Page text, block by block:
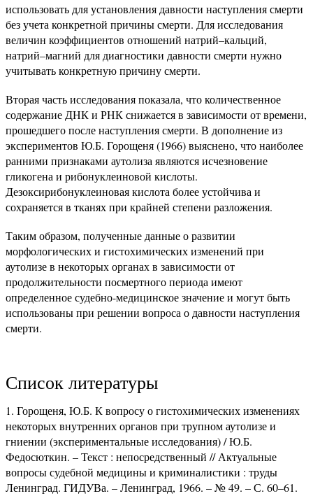
использовать для установления давности наступления смерти
без учета конкретной причины смерти. Для исследования
величин коэффициентов отношений натрий–кальций,
натрий–магний для диагностики давности смерти нужно
учитывать конкретную причину смерти.
Вторая часть исследования показала, что количественное
содержание ДНК и РНК снижается в зависимости от времени,
прошедшего после наступления смерти. В дополнение из
экспериментов Ю.Б. Горощеня (1966) выяснено, что наиболее
ранними признаками аутолиза являются исчезновение
гликогена и рибонуклеиновой кислоты.
Дезоксирибонуклеиновая кислота более устойчива и
сохраняется в тканях при крайней степени разложения.
Таким образом, полученные данные о развитии
морфологических и гистохимических изменений при
аутолизе в некоторых органах в зависимости от
продолжительности посмертного периода имеют
определенное судебно-медицинское значение и могут быть
использованы при решении вопроса о давности наступления
смерти.
Список литературы
Горощеня, Ю.Б. К вопросу о гистохимических изменениях
некоторых внутренних органов при трупном аутолизе и
гниении (экспериментальные исследования) / Ю.Б.
Федосюткин. – Текст : непосредственный // Актуальные
вопросы судебной медицины и криминалистики : труды
Ленинград. ГИДУВа. – Ленинград, 1966. – № 49. – С. 60–61.